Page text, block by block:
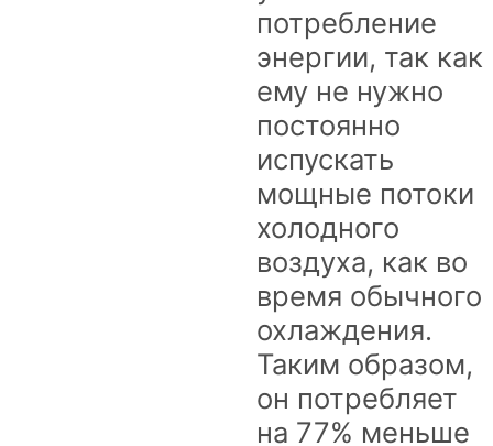
потребление
энергии, так как
ему не нужно
постоянно
испускать
мощные потоки
холодного
воздуха, как во
время обычного
охлаждения.
Таким образом,
он потребляет
на 77% меньше